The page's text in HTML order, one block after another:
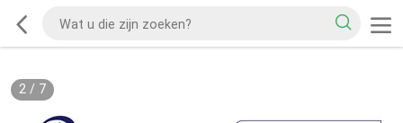
2/ 7